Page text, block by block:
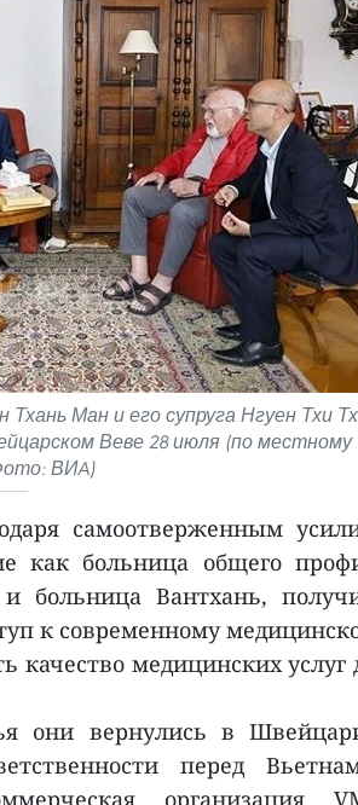
Ман и его супруга Нгуен Тхи
Веве 28 июля (по местному
ВИA)
самоотверженным
как больница общего
больница Вантхань,
к современному
качество медицинских услуг
они вернулись в
перед
организация